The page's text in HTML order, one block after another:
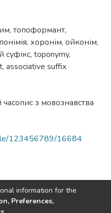
, топоформант,
, хоронім, ойконім,
суфікс, toponymy,
, associative suffix
з мовознавства
123456789/16684
information for the
Preferences,